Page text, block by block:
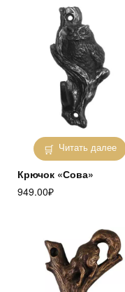
Читать далее
Крючок «Сова»
949.00₽